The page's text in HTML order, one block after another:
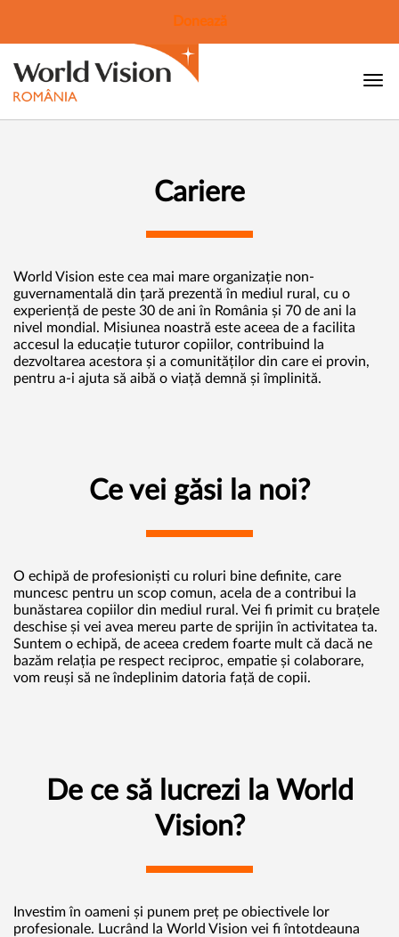
Donează
Cariere
World Vision este cea mai mare organizație non-
guvernamentală din țară prezentă în mediul rural, cu o
experiență de peste 30 de ani în România și 70 de ani la
nivel mondial. Misiunea noastră este aceea de a facilita
accesul la educație tuturor copiilor, contribuind la
dezvoltarea acestora și a comunităților din care ei provin,
pentru a-i ajuta să aibă o viață demnă și împlinită.
Ce vei găsi la noi?
O echipă de profesioniști cu roluri bine definite, care
muncesc pentru un scop comun, acela de a contribui la
bunăstarea copiilor din mediul rural. Vei fi primit cu brațele
deschise și vei avea mereu parte de sprijin în activitatea ta.
Suntem o echipă, de aceea credem foarte mult că dacă ne
bazăm relația pe respect reciproc, empatie și colaborare,
vom reuși să ne îndeplinim datoria față de copii.
De ce să lucrezi la World
Vision?
Investim în oameni și punem preț pe obiectivele lor
profesionale. Lucrând la World Vision vei fi întotdeauna